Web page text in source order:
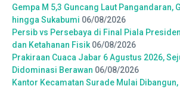
Gempa M 5,3 Guncang Laut Pangandaran,
hingga Sukabumi 06/08/2026
Persib vs Persebaya di Final Piala
dan Ketahanan Fisik 06/08/2026
Prakiraan Cuaca Jabar 6 Agustus 2026,
Didominasi Berawan 06/08/2026
Kantor Kecamatan Surade Mulai